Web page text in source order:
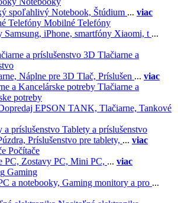
spoľahlivý Notebook, Štúdium ... viac
Mobilné Telefóny
Samsung, iPhone, smartfóny Xiaomi, t ...
3D Tlačiarne a
Náplne pre 3D Tlač, Príslušen ... viac
Tlačiarne a
potreby
EPSON TANK, Tlačiarne, Tankové
Tablety a príslušenstvo
Príslušenstvo pre tablety, ... viac
Počítače
PC, Zostavy PC, Mini PC, ... viac
Gaming
a notebooky, Gaming monitory a pro ...